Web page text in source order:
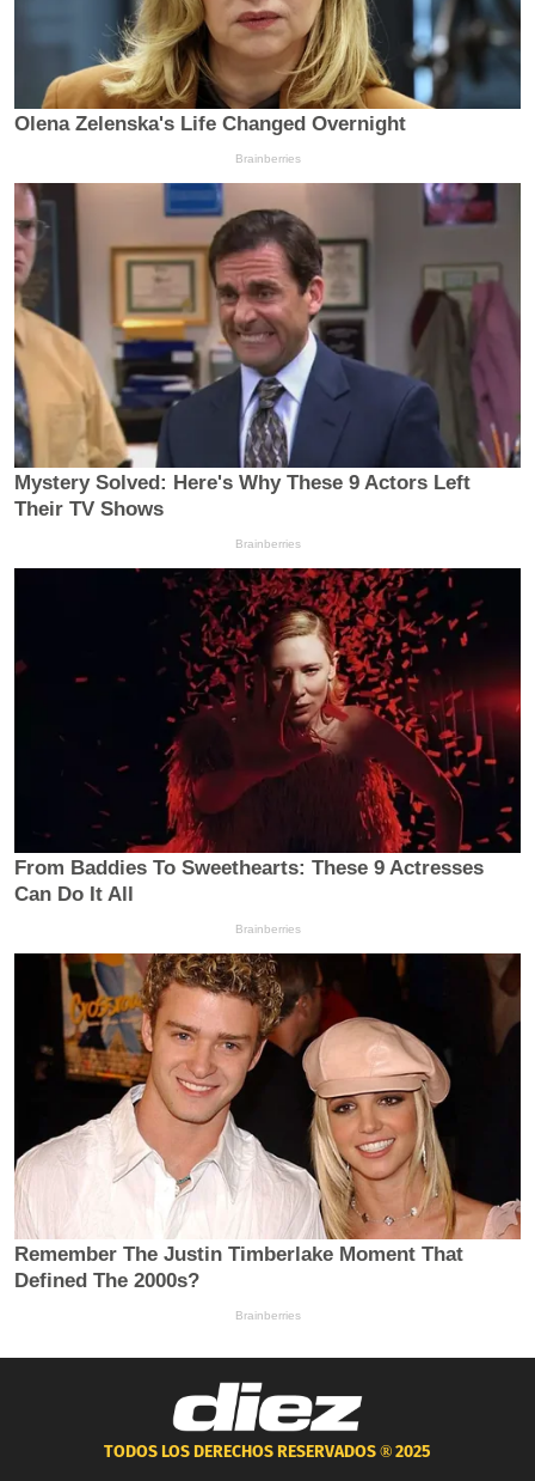
TODOS LOS DERECHOS RESERVADOS ®2025